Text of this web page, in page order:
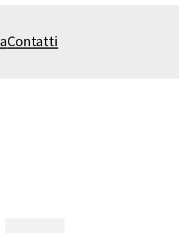
Contatti